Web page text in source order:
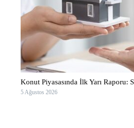
Konut Piyasasında İlk Yarı Raporu:
5 Ağustos 2026